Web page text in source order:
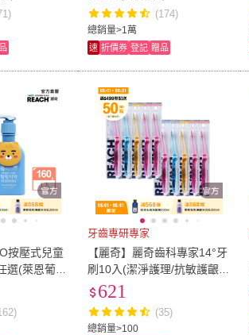
總銷量>1萬
(174)
速 折價券 登記 贈品
按壓式兒童
選(萊恩葡萄
牙齒專研專家
【麗奇】麗奇齒科專家14°牙
刷10入(潔淨護理/抗敏護齦/
植牙矯正/深層清潔)
總銷量>100
621
(35)